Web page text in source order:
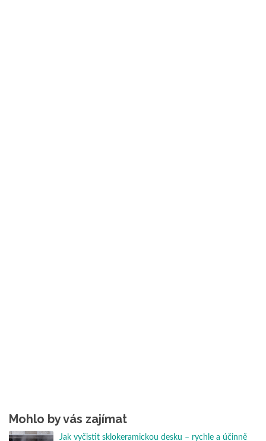
Mohlo by vás zajímat
Jak vyčistit sklokeramickou desku – rychle a účinně